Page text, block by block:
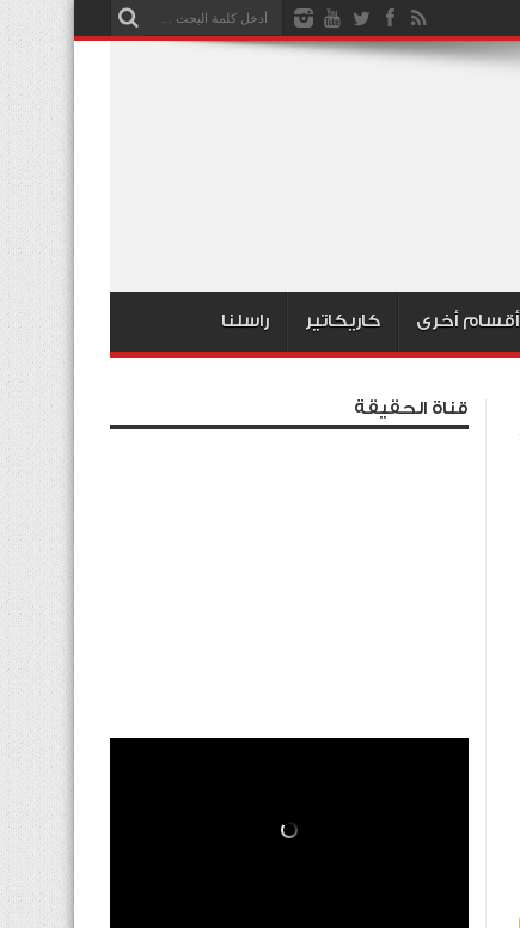
أقسام أخرى كاريكاتير راسلنا
قناة الحقيقة